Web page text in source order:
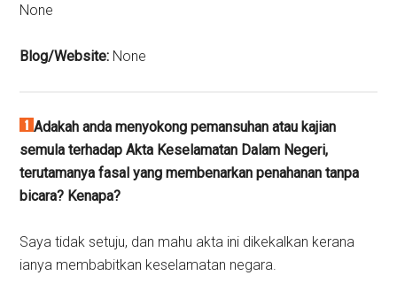
None
Blog/Website: None
Adakah anda menyokong pemansuhan atau kajian
semula terhadap Akta Keselamatan Dalam Negeri,
terutamanya fasal yang membenarkan penahanan tanpa
bicara? Kenapa?
Saya tidak setuju, dan mahu akta ini dikekalkan kerana
ianya membabitkan keselamatan negara.